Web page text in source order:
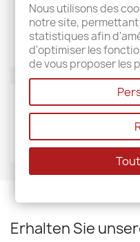
MARKEN
Sud étoffe
LIEFERANTEN
Erhalten Sie
Nous utilisons des
notre site,
statistiques afin
d'optimiser les
de vous proposer les